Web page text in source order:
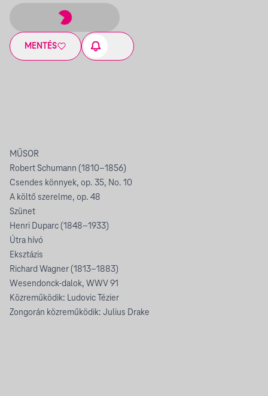
MENTÉS
MŰSOR
Robert Schumann (1810–1856)
Csendes könnyek, op. 35, No. 10
A költő szerelme, op. 48
Szünet
Henri Duparc (1848–1933)
Útra hívó
Eksztázis
Richard Wagner (1813–1883)
Wesendonck-dalok, WWV 91
Közreműködik: Ludovic Tézier
Zongorán közreműködik: Julius Drake